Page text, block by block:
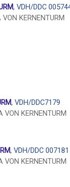
, VDH/DDC
KERNENTURM
, VDH/DDC7179
VON KERNENTURM
, VDH/DDC 007181
VON KERNENTURM